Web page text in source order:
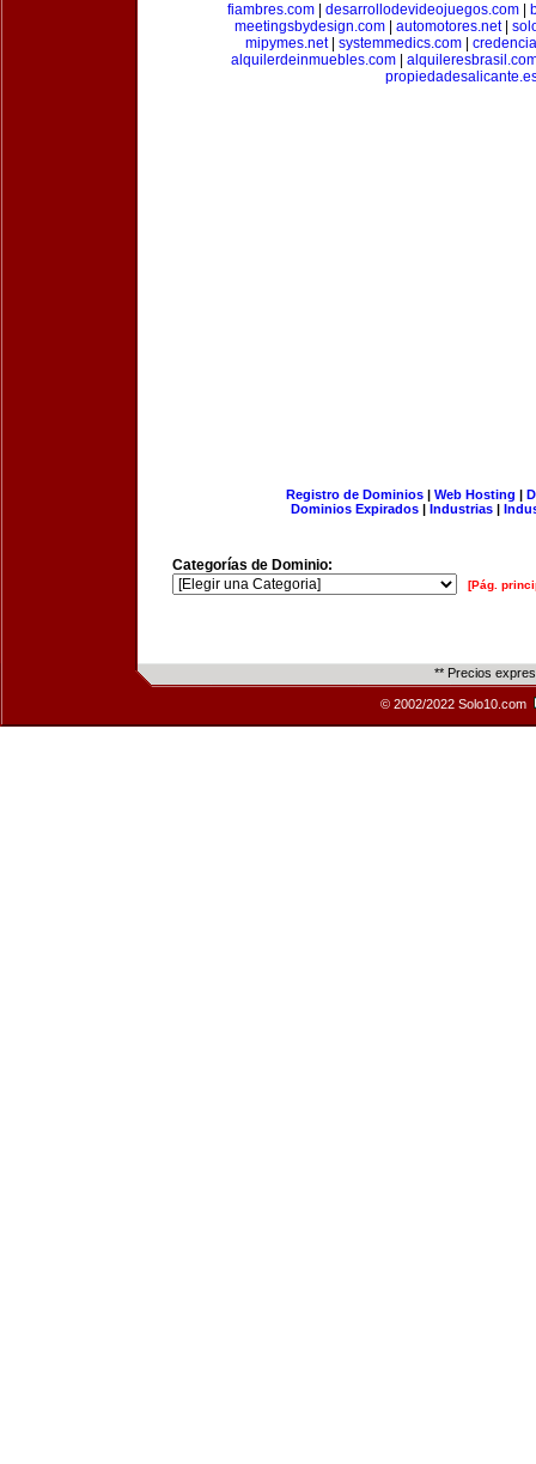
fiambres.com| desarrollodevideojuegos.com|
meetingsbydesign.com| automotores.net|
mipymes.net| systemmedics.com
alquilerdeinmuebles.com|
Registro de Dominios| Web Hosting |
Dominios Expirados | Industrias |
Categorías de Dominio:
[Pág.
** Precios
© 2002/2022 Solo10.com